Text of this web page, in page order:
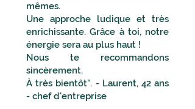
mêmes.
Une approche ludique et très
enrichissante. Grâce à toi, notre
énergie sera au plus haut !
Nous te recommandons
sincèrement.
À très bientôt”. - Laurent, 42 ans
- chef d'entreprise